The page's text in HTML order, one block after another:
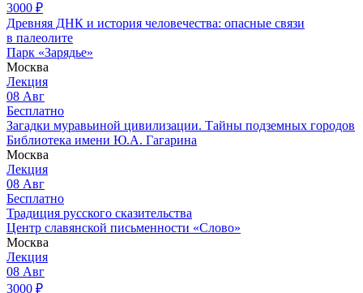
3000 ₽
Древняя ДНК и история человечества: опасные связи
в палеолите
Парк «Зарядье»
Москва
Лекция
08 Авг
Бесплатно
Загадки муравьиной цивилизации. Тайны подземных городов
Библиотека имени Ю.А. Гагарина
Москва
Лекция
08 Авг
Бесплатно
Традиция русского сказительства
Центр славянской письменности «Слово»
Москва
Лекция
08 Авг
3000 ₽